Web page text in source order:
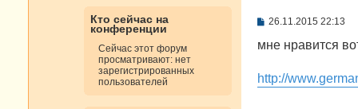
Кто сейчас на
конференции
Сейчас этот форум
просматривают: нет
зарегистрированных
пользователей
С
о
е
н
26.11.2015 22:13
мне нравится
http://